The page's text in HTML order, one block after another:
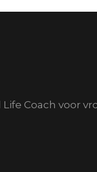
Coach voor